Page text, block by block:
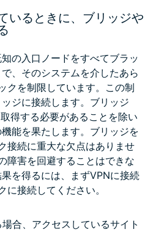
いるときに、ブリッジや
の入口ノードをすべてブラッ
、そのシステムを介したあら
クを制限しています。この制
ジに接続します。ブリッジ
得する必要があることを除い
能を果たします。ブリッジを
接続に重大な欠点はありませ
障害を回避することはできな
を得るには、まずVPNに接続
に接続してください。
合、アクセスしているサイト